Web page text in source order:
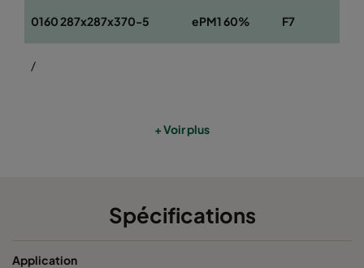
0160 287x287x370-5 ePM1 60% F7
/
+ Voir plus
Spécifications
Application